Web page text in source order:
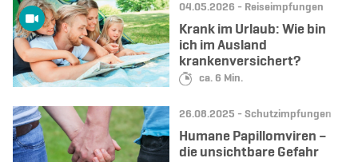
Datum:
04.05.2026 - Kategorie:
Reiseimpfungen
Lesedauer:
ca. 6 Min.
Krank im Urlaub: Wie bin
ich im Ausland
krankenversichert?
Datum:
26.08.2025 - Kategorie:
Schutzimpfungen
Humane Papillomviren –
die unsichtbare Gefahr